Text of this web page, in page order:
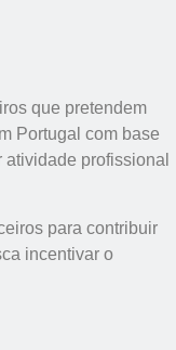
que pretendem
Portugal com base
profissional
para contribuir
incentivar o